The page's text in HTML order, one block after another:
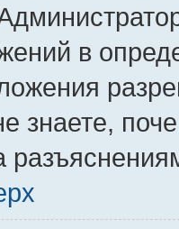
в
знаете,